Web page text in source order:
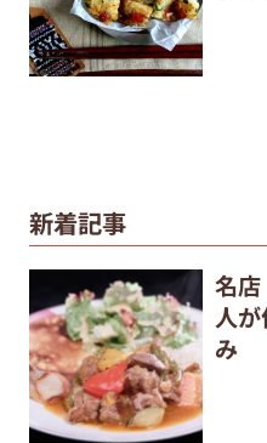
新着記事
名
人
み